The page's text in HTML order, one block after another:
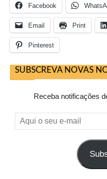
Facebook
Email Print
Pinterest
SUBSCREVA NOVAS
Receba notificações
Aqui
o